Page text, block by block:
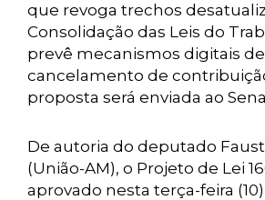
que revoga trechos
Consolidação das Leis do
prevê mecanismos digitais
cancelamento de
proposta será enviada ao
De autoria do deputado
(União-AM), o Projeto de Lei
aprovado nesta terça-feira